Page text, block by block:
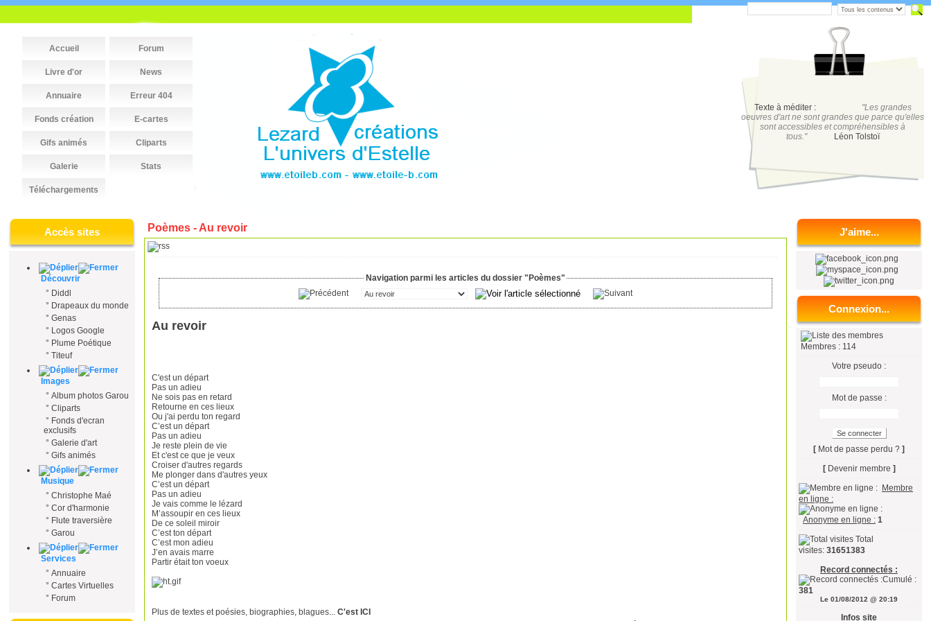
Accueil Forum
Livre d'or News
Annuaire Erreur 404
Fonds création E-cartes
Gifs animés Cliparts
Galerie Stats
Téléchargements
Texte à méditer :
"Les grandes
oeuvres d'art ne sont grandes que parce qu'elles
sont accessibles et compréhensibles à
tous."
Léon Tolstoï
Accès sites
Découvrir
° Diddl
° Drapeaux du monde
° Genas
° Logos Google
° Plume Poétique
° Titeuf
Images
° Album photos Garou
° Cliparts
° Fonds d'ecran
exclusifs
° Galerie d'art
° Gifs animés
Musique
° Christophe Maé
° Cor d'harmonie
° Flute traversière
° Garou
Services
° Annuaire
° Cartes Virtuelles
° Forum
Poèmes - Au revoir
Navigation parmi les articles du dossier "Poèmes"
Au revoir
C'est un départ
Pas un adieu
Ne sois pas en retard
Retourne en ces lieux
Ou j'ai perdu ton regard
C’est un départ
Pas un adieu
Je reste plein de vie
Et c'est ce que je veux
Croiser d'autres regards
Me plonger dans d'autres yeux
C’est un départ
Pas un adieu
Je vais comme le lézard
M’assoupir en ces lieux
De ce soleil miroir
C’est ton départ
C’est mon adieu
J’en avais marre
Partir était ton voeux
Plus de textes et poésies, biographies, blagues... C'est ICI
J'aime...
Connexion...
Membres : 114
Votre pseudo :
Mot de passe :
[ Mot de passe perdu ? ]
[ Devenir membre ]
Membre
en ligne :
Anonyme en ligne : 1
Total
visites: 31651383
Record connectés :
Cumulé :
381
Le 01/08/2012 @ 20:19
Infos site